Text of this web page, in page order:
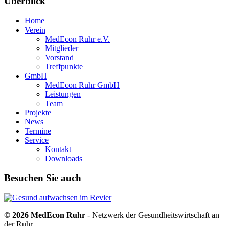
Home
Verein
MedEcon Ruhr e.V.
Mitglieder
Vorstand
Treffpunkte
GmbH
MedEcon Ruhr GmbH
Leistungen
Team
Projekte
News
Termine
Service
Kontakt
Downloads
Besuchen Sie auch
© 2026 MedEcon Ruhr - Netzwerk der Gesundheitswirtschaft an
der Ruhr